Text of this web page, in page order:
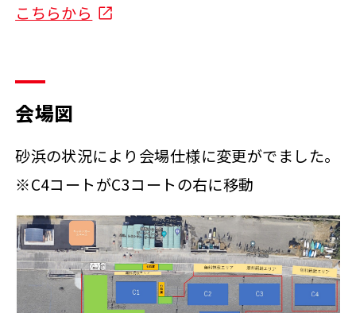
こちらから
会場図
砂浜の状況により会場仕様に変更がでました。
※C4コートがC3コートの右に移動